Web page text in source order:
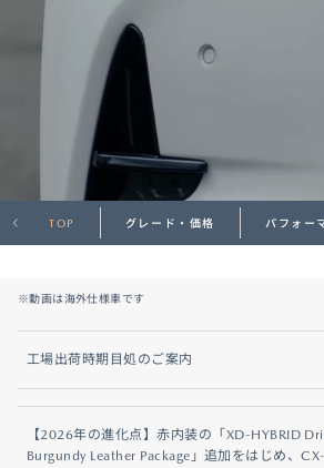
マツダを知る
オーナーサポート
リコール情報
お問合せ/FAQ
ニュースルーム
企業・IR・採用
TOP グレード・価格 パフォー
※動画は海外仕様車です
工場出荷時期目処のご案内
【2026年の進化点】赤内装の「XD-HYBRID
Burgundy Leather Package」追加をはじめ、